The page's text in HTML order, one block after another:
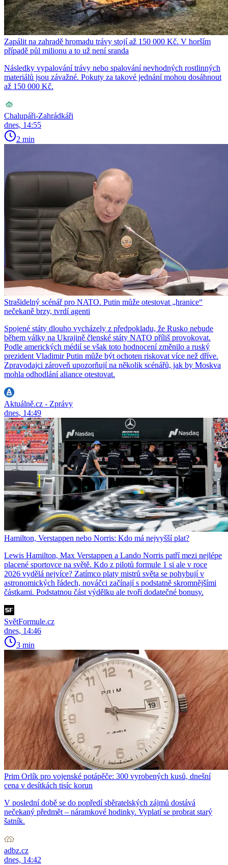
Zapálit na zahradě hromadu trávy stojí až 150 000 Kč. V horším
případě půl milionu a to už není sranda
Následky vypalování trávy nebo spalování nevhodných rostlinných
materiálů jsou závažné. Pokuty za takové jednání mohou dosáhnout
až 150 000 Kč.
Chalupáři-Zahrádkáři
dnes, 14:55
2 min
Strašidelný scénář pro NATO. Putin může otestovat „hranice“
nečekaně brzy, tvrdí agenti
Spojené státy dlouho vycházely z předpokladu, že Rusko nebude
během války na Ukrajině členské státy NATO příliš provokovat.
Podle amerických médií se však toto hodnocení změnilo a ruský
prezident Vladimir Putin může být ochoten riskovat více než dříve.
Zpravodajci zároveň upozorňují na několik scénářů, jak by Moskva
mohla odhodlání aliance otestovat.
Aktuálně.cz - Zprávy
dnes, 14:49
Hamilton, Verstappen nebo Norris: Kdo má nejvyšší plat?
Lewis Hamilton, Max Verstappen a Lando Norris patří mezi nejlépe
placené sportovce na světě. Kdo z pilotů formule 1 si ale v roce
2026 vydělá nejvíce? Zatímco platy mistrů světa se pohybují v
astronomických řádech, nováčci začínají s podstatně skromnějšími
částkami. Podstatnou část výdělku ale tvoří dodatečné bonusy.
SvětFormule.cz
dnes, 14:46
3 min
Prim Orlík pro vojenské potápěče: 300 vyrobených kusů, dnešní
cena v desítkách tisíc korun
V poslední době se do popředí sběratelských zájmů dostává
nečekaný předmět – náramkové hodinky. Vyplatí se probrat starý
šatník.
adbz.cz
dnes, 14:42